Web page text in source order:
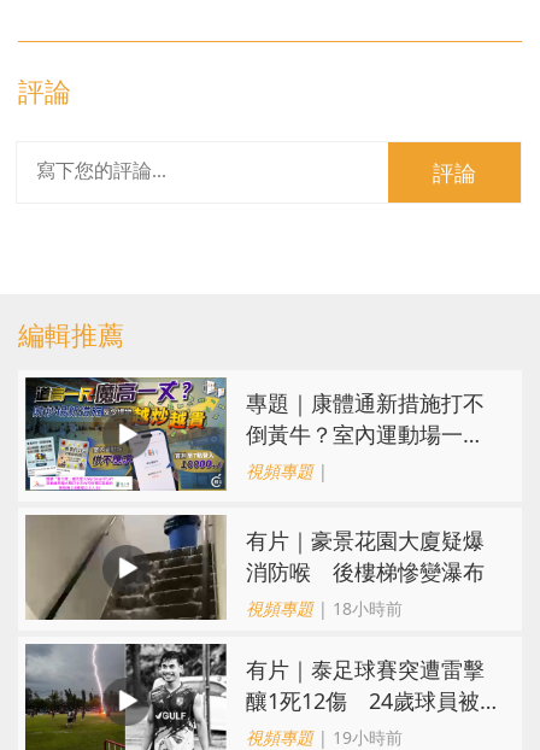
評論
評論
編輯推薦
專題｜康體通新措施打不
倒黃牛？室內運動場一場
難求越炒越貴
視頻專題|
有片｜豪景花園大廈疑爆
消防喉 後樓梯慘變瀑布
視頻專題| 18小時前
有片｜泰足球賽突遭雷擊
釀1死12傷 24歲球員被
閃電劈中亡
視頻專題| 19小時前